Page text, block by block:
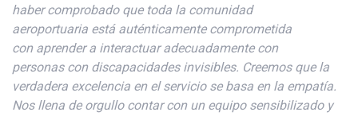
haber comprobado que toda la comunidad
aeroportuaria está auténticamente comprometida
con aprender a interactuar adecuadamentecon
personas con discapacidades invisibles. Creemos que la
verdadera excelencia en el servicio se basa en la empatía.
Nos llena de orgullo contar con un equipo sensibilizado y